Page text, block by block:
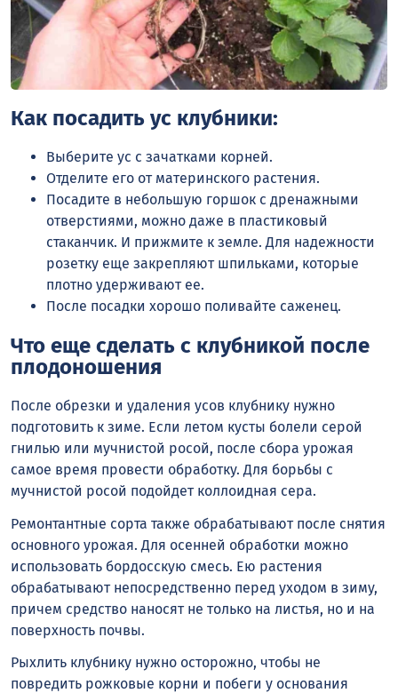
Как посадить ус клубники:
Выберите ус с зачатками корней.
Отделите его от материнского растения.
Посадите в небольшую горшок с дренажными
отверстиями, можно даже в пластиковый
стаканчик. И прижмите к земле. Для надежности
розетку еще закрепляют шпильками, которые
плотно удерживают ее.
После посадки хорошо поливайте саженец.
Что еще сделать с клубникой после
плодоношения
После обрезки и удаления усов клубнику нужно
подготовить к зиме. Если летом кусты болели серой
гнилью или мучнистой росой, после сбора урожая
самое время провести обработку. Для борьбы с
мучнистой росой подойдет коллоидная сера.
Ремонтантные сорта также обрабатывают после снятия
основного урожая. Для осенней обработки можно
использовать бордосскую смесь. Ею растения
обрабатывают непосредственно перед уходом в зиму,
причем средство наносят не только на листья, но и на
поверхность почвы.
Рыхлить клубнику нужно осторожно, чтобы не
повредить рожковые корни и побеги у основания